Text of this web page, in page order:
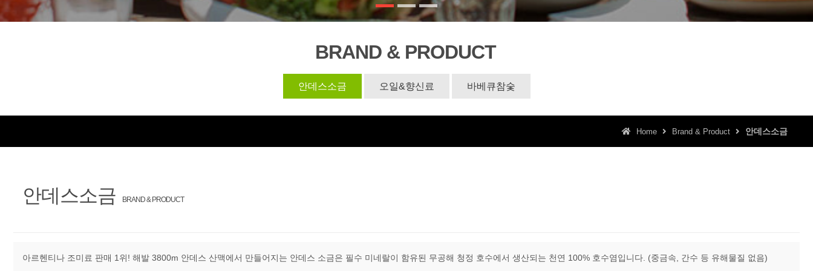
BRAND & PRODUCT
안데스소금 오일&향신료 바베큐참숯
Home Brand & Product 안데스소금
안데스소금 BRAND & PRODUCT
아르헨티나 조미료 판매 1위! 해발 3800m 안데스 산맥에서 만들어지는 안데스 소금은 필수 미네랄이 함유된 무공해 청정 호수에서 생산되는 천연 100% 호수염입니다. (중금속, 간수 등 유해물질 없음)